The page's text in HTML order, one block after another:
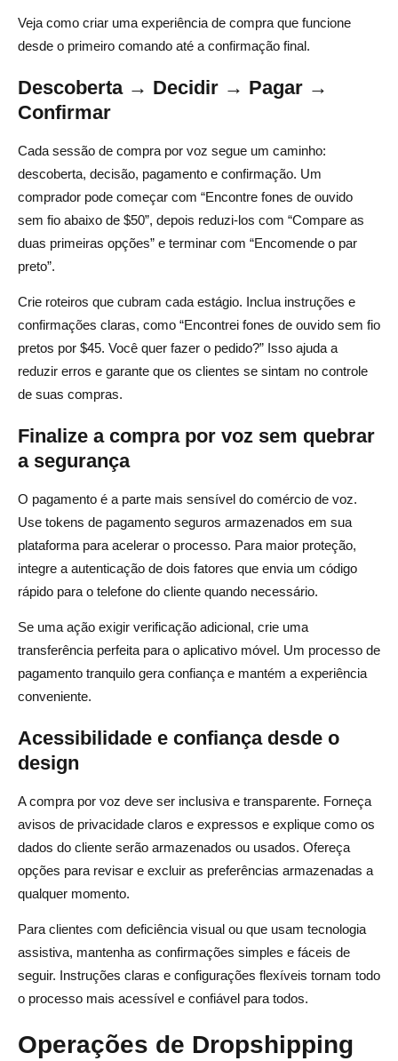
Veja como criar uma experiência de compra que funcione
desde o primeiro comando até a confirmação final.
Descoberta → Decidir → Pagar →
Confirmar
Cada sessão de compra por voz segue um caminho:
descoberta, decisão, pagamento e confirmação. Um
comprador pode começar com “Encontre fones de ouvido
sem fio abaixo de $50”, depois reduzi-los com “Compare as
duas primeiras opções” e terminar com “Encomende o par
preto”.
Crie roteiros que cubram cada estágio. Inclua instruções e
confirmações claras, como “Encontrei fones de ouvido sem fio
pretos por $45. Você quer fazer o pedido?” Isso ajuda a
reduzir erros e garante que os clientes se sintam no controle
de suas compras.
Finalize a compra por voz sem quebrar
a segurança
O pagamento é a parte mais sensível do comércio de voz.
Use tokens de pagamento seguros armazenados em sua
plataforma para acelerar o processo. Para maior proteção,
integre a autenticação de dois fatores que envia um código
rápido para o telefone do cliente quando necessário.
Se uma ação exigir verificação adicional, crie uma
transferência perfeita para o aplicativo móvel. Um processo de
pagamento tranquilo gera confiança e mantém a experiência
conveniente.
Acessibilidade e confiança desde o
design
A compra por voz deve ser inclusiva e transparente. Forneça
avisos de privacidade claros e expressos e explique como os
dados do cliente serão armazenados ou usados. Ofereça
opções para revisar e excluir as preferências armazenadas a
qualquer momento.
Para clientes com deficiência visual ou que usam tecnologia
assistiva, mantenha as confirmações simples e fáceis de
seguir. Instruções claras e configurações flexíveis tornam todo
o processo mais acessível e confiável para todos.
Operações de Dropshipping